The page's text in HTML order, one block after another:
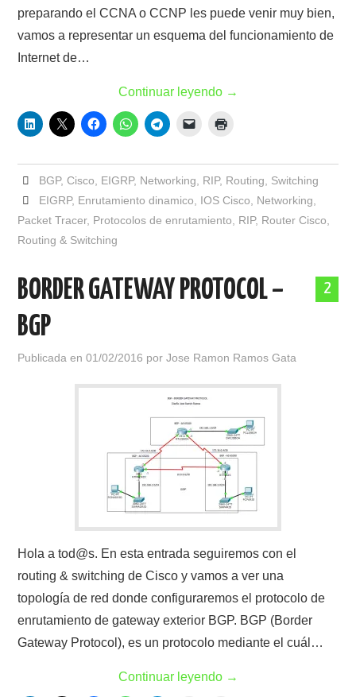
preparando el CCNA o CCNP les puede venir muy bien,
vamos a representar un esquema del funcionamiento de
Internet de…
Continuar leyendo →
BGP, Cisco EIGRP, Networking RIP, Routing
Switching
EIGRP, Enrutamiento dinamico IOS Cisco Networking
Packet Tracer, Protocolos de enrutamiento RIP, Router Cisco
Routing & Switching
2
BORDER GATEWAY PROTOCOL –
BGP
Publicada en01/02/2016 porJose Ramon Ramos Gata
Hola a tod@s. En esta entrada seguiremos con el
routing & switching de Cisco y vamos a ver una
topología de red donde configuraremos el protocolo de
enrutamiento de gateway exterior BGP. BGP (Border
Gateway Protocol), es un protocolo mediante el cuál…
Continuar leyendo →